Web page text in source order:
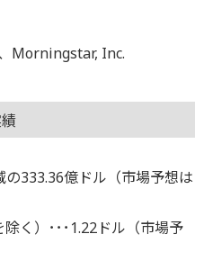
Morningstar, Inc.
333.36億ドル（市場予想は
く）･･･1.22ドル（市場予